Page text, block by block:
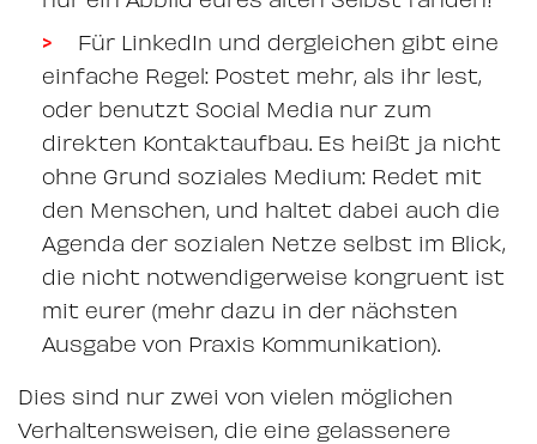
Für LinkedIn und dergleichen gibt eine
einfache Regel: Postet mehr, als ihr lest,
oder benutzt Social Media nur zum
direkten Kontaktaufbau. Es heißt ja nicht
ohne Grund soziales Medium: Redet mit
den Menschen, und haltet dabei auch die
Agenda der sozialen Netze selbst im Blick,
die nicht notwendigerweise kongruent ist
mit eurer (mehr dazu in der nächsten
Ausgabe von Praxis Kommunikation).
Dies sind nur zwei von vielen möglichen
Verhaltensweisen, die eine gelassenere